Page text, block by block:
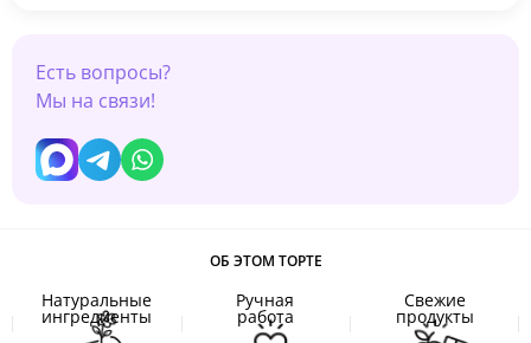
Есть вопросы?
Мы на связи!
ОБ ЭТОМ ТОРТЕ
Натуральные
ингредиенты
Ручная
работа
Свежие
продукты